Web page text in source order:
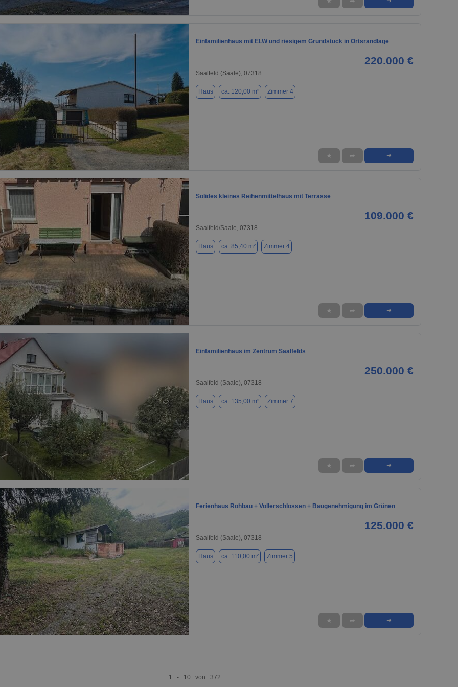
1 / 17
1 / 20
Einfamilienhaus mit ELW und riesigem Grundstück in Ortsrandlage
220.000 €
Saalfeld (Saale), 07318
Haus ca. 120,00 m² Zimmer 4
★ ➦ ➜
1 / 27
Solides kleines Reihenmittelhaus mit Terrasse
109.000 €
Saalfeld/Saale, 07318
Haus ca. 85,40 m² Zimmer 4
★ ➦ ➜
1 / 7
Einfamilienhaus im Zentrum Saalfelds
250.000 €
Saalfeld (Saale), 07318
Haus ca. 135,00 m² Zimmer 7
★ ➦ ➜
1 / 7
Ferienhaus Rohbau + Vollerschlossen + Baugenehmigung im Grünen
125.000 €
Saalfeld (Saale), 07318
Haus ca. 110,00 m² Zimmer 5
★ ➦ ➜
1 - 10 von 372